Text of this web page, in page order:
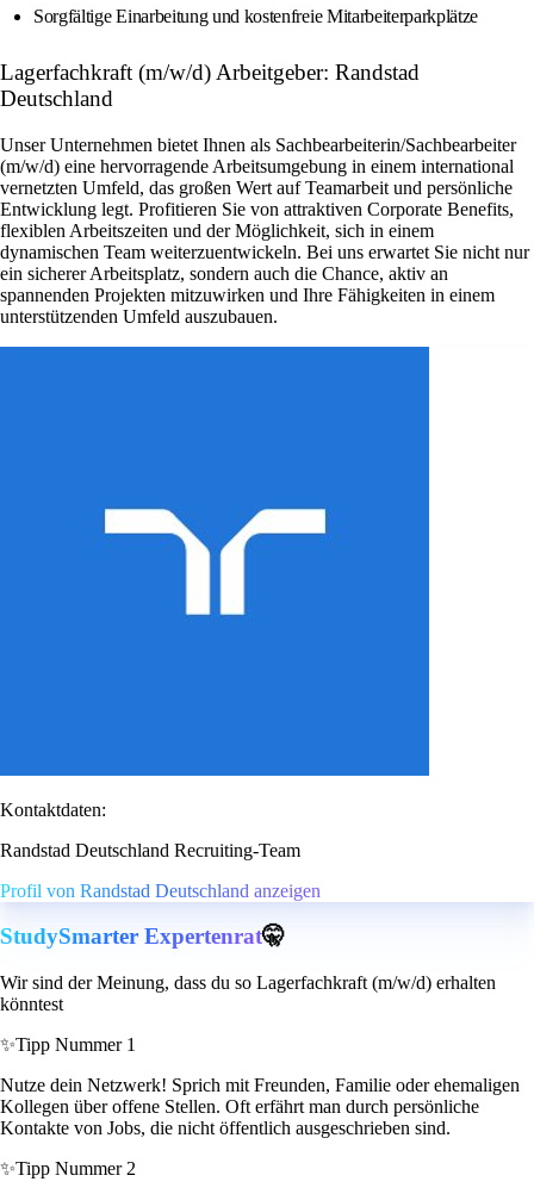
Sorgfältige Einarbeitung und kostenfreie Mitarbeiterparkplätze
Lagerfachkraft (m/w/d) Arbeitgeber: Randstad
Deutschland
Unser Unternehmen bietet Ihnen als Sachbearbeiterin/Sachbearbeiter
(m/w/d) eine hervorragende Arbeitsumgebung in einem international
vernetzten Umfeld, das großen Wert auf Teamarbeit und persönliche
Entwicklung legt. Profitieren Sie von attraktiven Corporate Benefits,
flexiblen Arbeitszeiten und der Möglichkeit, sich in einem
dynamischen Team weiterzuentwickeln. Bei uns erwartet Sie nicht nur
ein sicherer Arbeitsplatz, sondern auch die Chance, aktiv an
spannenden Projekten mitzuwirken und Ihre Fähigkeiten in einem
unterstützenden Umfeld auszubauen.
Kontaktdaten:
Randstad Deutschland Recruiting-Team
Profil von Randstad Deutschland anzeigen
StudySmarter Expertenrat🤫
Wir sind der Meinung, dass du so Lagerfachkraft (m/w/d) erhalten
könntest
✨Tipp Nummer 1
Nutze dein Netzwerk! Sprich mit Freunden, Familie oder ehemaligen
Kollegen über offene Stellen. Oft erfährt man durch persönliche
Kontakte von Jobs, die nicht öffentlich ausgeschrieben sind.
✨Tipp Nummer 2